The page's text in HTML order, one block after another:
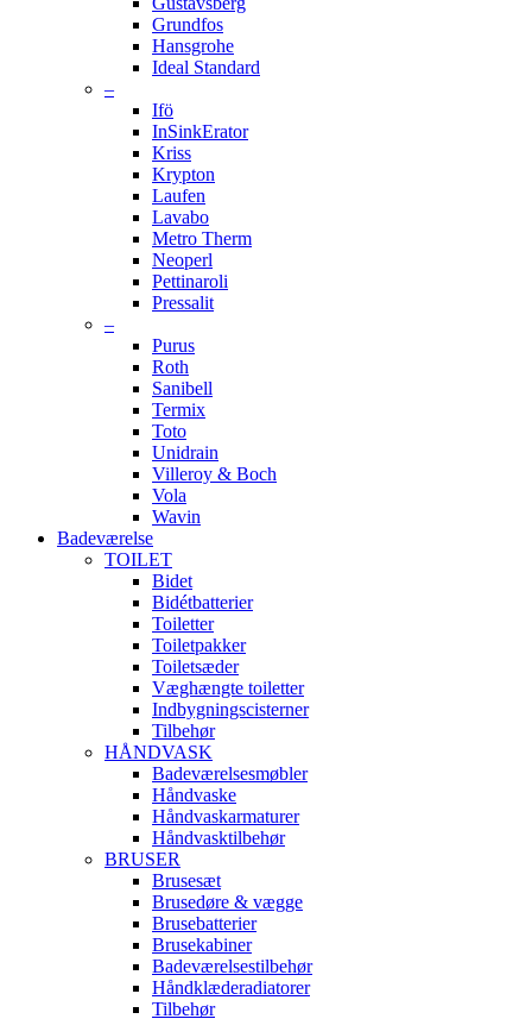
Grundfos
Hansgrohe
Ideal Standard
–
Ifö
InSinkErator
Kriss
Krypton
Laufen
Lavabo
Metro Therm
Neoperl
Pettinaroli
Pressalit
–
Purus
Roth
Sanibell
Termix
Toto
Unidrain
Villeroy & Boch
Vola
Wavin
Badeværelse
TOILET
Bidet
Bidétbatterier
Toiletter
Toiletpakker
Toiletsæder
Væghængte toiletter
Indbygningscisterner
Tilbehør
HÅNDVASK
Badeværelsesmøbler
Håndvaske
Håndvaskarmaturer
Håndvasktilbehør
BRUSER
Brusesæt
Brusedøre & vægge
Brusebatterier
Brusekabiner
Badeværelsestilbehør
Håndklæderadiatorer
Tilbehør